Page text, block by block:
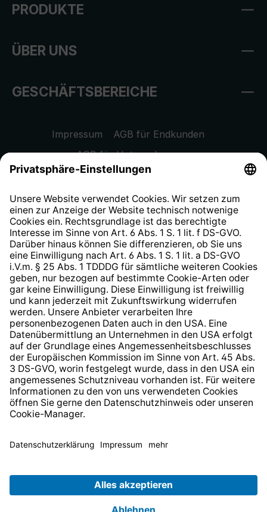
PRODUKTE
ÜBER UNS
GESCHÄFTSBEREICHE
Impressum
AGB für Endkunden
AGB für Unternehmen
Datenschutzhinweis
Widerrufsrecht
Hinweisgeberschutzsystem
Barrierefreiheit
* Alle Preise inkl. gesetzl. Mehrwertsteuer zzgl.
anders angegeben.
© 2026 TechniSat Digital GmbH
TechniSat ist ein Unternehmen der